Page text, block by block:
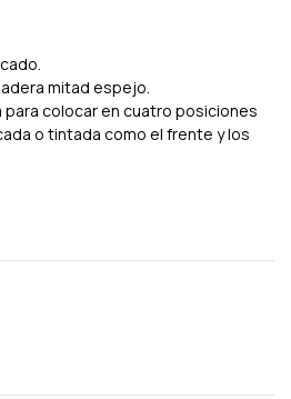
mitad espejo.
para colocar en cuatro posiciones
o tintada como el frente y los